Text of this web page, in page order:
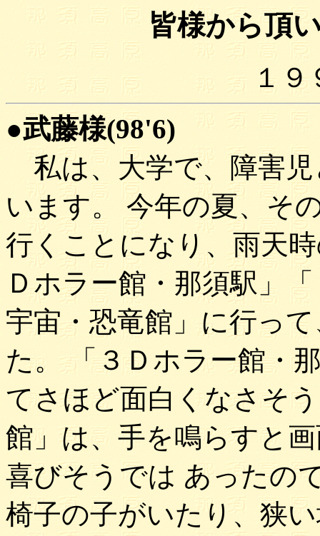
皆様から頂
１
●武藤様(98'6)
私は、大学で、障害
います。 今年の夏、そ
行くことになり、雨天
Ｄホラー館・那須駅」
宇宙・恐竜館」に行っ
た。 「３Ｄホラー館・
てさほど面白くなさそ
館」は、手を鳴らすと
喜びそうでは あったの
椅子の子がいたり、狭